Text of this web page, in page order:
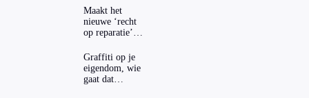
Maakt het
nieuwe ‘recht
op reparatie’
echt
aantrekkelijker?
Graffiti op je
eigendom, wie
gaat dat